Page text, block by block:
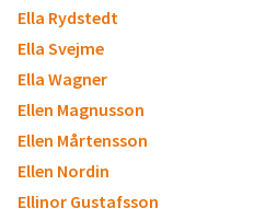
Ella Rydstedt
Ella Svejme
Ella Wagner
Ellen Magnusson
Ellen Mårtensson
Ellen Nordin
Ellinor Gustafsson